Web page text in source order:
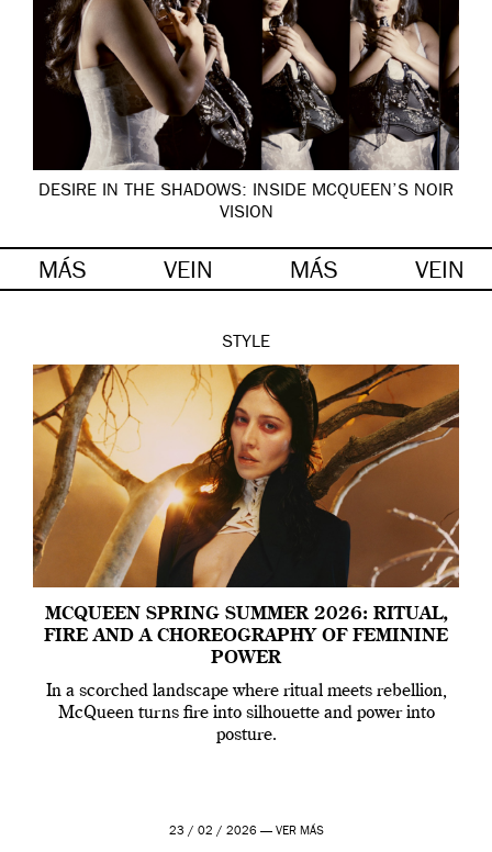
DESIRE IN THE SHADOWS: INSIDE MCQUEEN’S NOIR
VISION
MÁS VEIN MÁS VEIN
STYLE
MCQUEEN SPRING SUMMER 2026: RITUAL,
FIRE AND A CHOREOGRAPHY OF FEMININE
POWER
In a scorched landscape where ritual meets rebellion,
McQueen turns fire into silhouette and power into
posture.
23 / 02 / 2026 — VER MÁS